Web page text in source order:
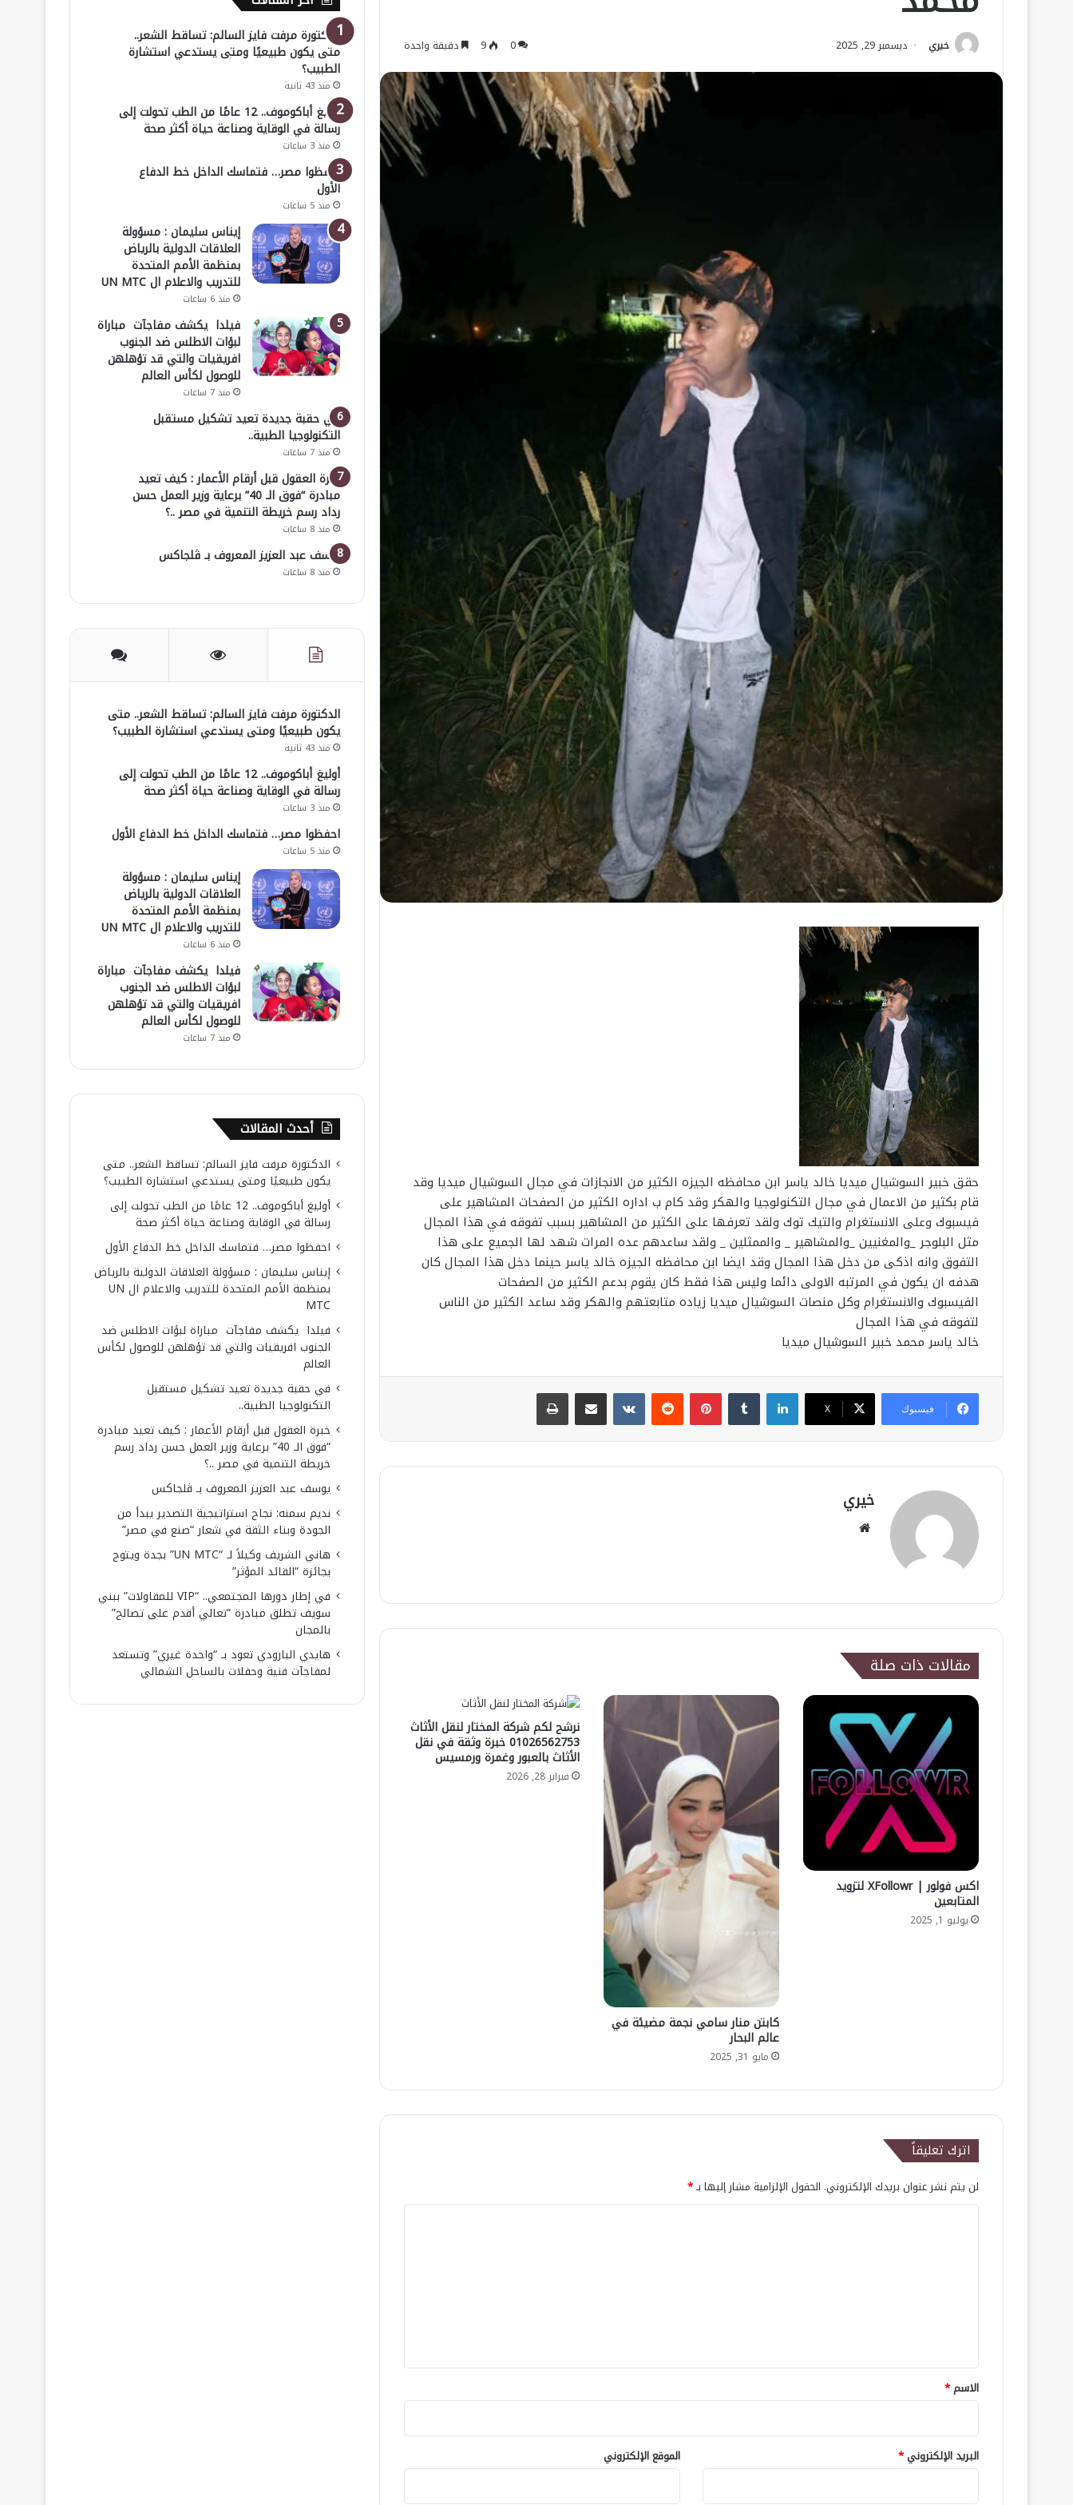
خيري ديسمبر 29, 2025 0
9 دقيقة واحدة
حقق خبير السوشيال ميديا خالد ياسر ابن محافظه الجيزه الكثير من الانجازات في مجال السوشيال ميديا وقد
قام بكثير من الاعمال في مجال التكنولوجيا والهكر وقد كام ب اداره الكثير من الصفحات المشاهير على
فيسبوك وعلى الانستغرام والتيك توك ولقد تعرفها على الكثير من المشاهير بسبب تفوقه في هذا المجال
مثل البلوجر _والمغنيين _والمشاهير _ والممثلين _ ولقد ساعدهم عده المرات شهد لها الجميع على هذا
التفوق وانه اذكى من دخل هذا المجال وقد ايضا ابن محافظه الجيزه خالد ياسر حينما دخل هذا المجال كان
هدفه ان يكون في المرتبه الاولى دائما وليس هذا فقط كان يقوم بدعم الكثير من الصفحات
الفيسبوك والانستغرام وكل منصات السوشيال ميديا زياده متابعتهم والهكر وقد ساعد الكثير من الناس
لتفوقه في هذا المجال
خالد ياسر محمد خبير السوشيال ميديا
فيسبوك ‫X
لينكدإن بينتيريست مشاركة عبر البريد طباعة
خيري
مقالات ذات صلة
اكس فولور | XFollowr لتزويد
المتابعين
يوليو 1, 2025
كابتن منار سامي نجمة مضيئة في
عالم البحار
مايو 31, 2025
نرشح لكم شركة المختار لنقل الأثاث
01026562753 خبرة وثقة في نقل
الأثاث بالعبور وغمرة ورمسيس
فبراير 28, 2026
اترك تعليقاً
لن يتم نشر عنوان بريدك الإلكتروني. الحقول الإلزامية مشار إليها بـ*
*
الاسم*
البريد الإلكتروني* الموقع الإلكتروني
الدكتورة مرفت فايز السالم: تساقط الشعر..
متى يكون طبيعيًا ومتى يستدعي استشارة
الطبيب؟
منذ 43 ثانية
أوليغ أباكوموف.. 12 عامًا من الطب تحولت إلى
رسالة في الوقاية وصناعة حياة أكثر صحة
منذ 3 ساعات
احفظوا مصر… فتماسك الداخل خط الدفاع
الأول
منذ 5 ساعات
إيناس سليمان : مسؤولة
العلاقات الدولية بالرياض
بمنظمة الأمم المتحدة
للتدريب والاعلام ال UN MTC
منذ 6 ساعات
فيلدا يكشف مفاجآت مباراة
لبؤات الاطلس ضد الجنوب
افريقيات والتي قد تؤهلهن
للوصول لكأس العالم
منذ 7 ساعات
في حقبة جديدة تعيد تشكيل مستقبل
التكنولوجيا الطبية..
منذ 7 ساعات
خبرة العقول قبل أرقام الأعمار : كيف تعيد
مبادرة “فوق الـ 40” برعاية وزير العمل حسن
رداد رسم خريطة التنمية في مصر ..؟
منذ 8 ساعات
يوسف عبد العزيز المعروف بـ ڤلجاكس
منذ 8 ساعات
الدكتورة مرفت فايز السالم: تساقط الشعر.. متى
يكون طبيعيًا ومتى يستدعي استشارة الطبيب؟
منذ 43 ثانية
أوليغ أباكوموف.. 12 عامًا من الطب تحولت إلى
رسالة في الوقاية وصناعة حياة أكثر صحة
منذ 3 ساعات
احفظوا مصر… فتماسك الداخل خط الدفاع الأول
منذ 5 ساعات
إيناس سليمان : مسؤولة
العلاقات الدولية بالرياض
بمنظمة الأمم المتحدة
للتدريب والاعلام ال UN MTC
منذ 6 ساعات
فيلدا يكشف مفاجآت مباراة
لبؤات الاطلس ضد الجنوب
افريقيات والتي قد تؤهلهن
للوصول لكأس العالم
منذ 7 ساعات
أحدث المقالات
الدكتورة مرفت فايز السالم: تساقط الشعر.. متى
يكون طبيعيًا ومتى يستدعي استشارة الطبيب؟
أوليغ أباكوموف.. 12 عامًا من الطب تحولت إلى
رسالة في الوقاية وصناعة حياة أكثر صحة
احفظوا مصر… فتماسك الداخل خط الدفاع الأول
إيناس سليمان : مسؤولة العلاقات الدولية بالرياض
بمنظمة الأمم المتحدة للتدريب والاعلام ال UN
MTC
فيلدا يكشف مفاجآت مباراة لبؤات الاطلس ضد
الجنوب افريقيات والتي قد تؤهلهن للوصول لكأس
العالم
في حقبة جديدة تعيد تشكيل مستقبل
التكنولوجيا الطبية..
خبرة العقول قبل أرقام الأعمار : كيف تعيد مبادرة
“فوق الـ 40” برعاية وزير العمل حسن رداد رسم
خريطة التنمية في مصر ..؟
يوسف عبد العزيز المعروف بـ ڤلجاكس
نديم سمنه: نجاح استراتيجية التصدير يبدأ من
الجودة وبناء الثقة في شعار “صنع في مصر”
هاني الشريف وكيلاً لـ “UN MTC” بجدة ويتوج
بجائزة “القائد المؤثر”
في إطار دورها المجتمعي.. “VIP للمقاولات” ببني
سويف تطلق مبادرة “تعالي أقدم على تصالح”
بالمجان
هايدي البارودي تعود بـ “واحدة غيري” وتستعد
لمفاجآت فنية وحفلات بالساحل الشمالي